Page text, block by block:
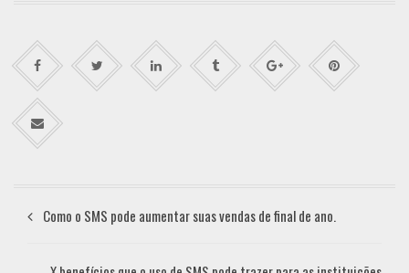
Como o SMS pode aumentar suas vendas de final de ano.